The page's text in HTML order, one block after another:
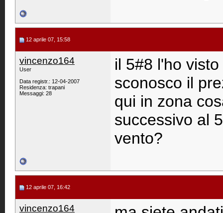
12 aprile 07, 15:58
vincenzo164
User
Data registr.: 12-04-2007
Residenza: trapani
Messaggi: 28
il 5#8 l'ho
sconosco il
qui in zona
successivo al
vento?
12 aprile 07, 16:42
vincenzo164